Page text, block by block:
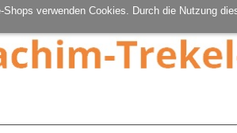
verwenden Cookies. Durch die Nutzung